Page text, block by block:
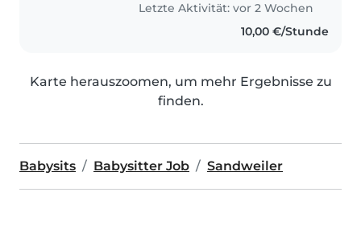
Letzte Aktivität: vor 2 Wochen
10,00 €/Stunde
Karte herauszoomen, um mehr Ergebnisse zu
finden.
Babysits Babysitter Job Sandweiler